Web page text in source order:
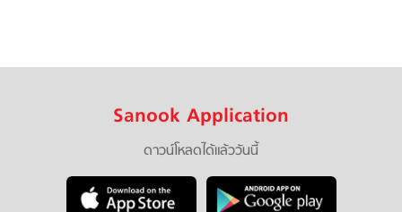
Sanook Application
ดาวน์โหลดได้แล้ววันนี้